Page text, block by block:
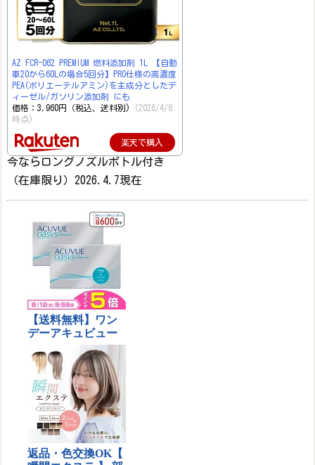
AZ FCR-062 PREMIUM 燃料添加剤 1L 【自動
車20から60Lの場合5回分】PRO仕様の高濃度
PEA(ポリエーテルアミン)を主成分としたデ
ィーゼル/ガソリン添加剤 にも
価格：3,960円（税込、送料別)
(2026/4/8
時点)
楽天で購入
今ならロングノズルボトル付き
（在庫限り）2026.4.7現在